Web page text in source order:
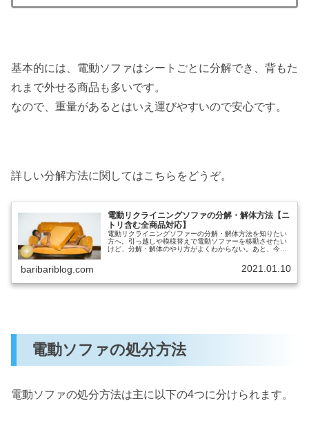
基本的には、電動ソファはシートごとに分解でき、背もた
れまで外せる商品も多いです。
なので、重量があるとはいえ運びやすいので安心です。
詳しい分解方法に関してはこちらをどうぞ。
電動リクライニングソファの分解・解体方法【ニ
トリ含む全商品対応】
電動リクライニングソファーの分解・解体方法を知りたい
方へ。引っ越しや模様替えで電動ソファーを移動させたい
けど、分解・解体のやり方がよくわからない。あと、今使
baribariblog.com 2021.01.10
電動ソファの処分方法
電動ソファの処分方法は主に以下の4つに分けられます。